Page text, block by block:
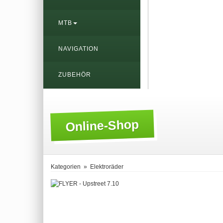
MTB
NAVIGATION
ZUBEHÖR
Online-Shop
Kategorien » Elektroräder